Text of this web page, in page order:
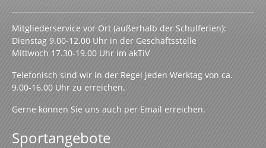
Mitgliederservice vor Ort (außerhalb der Schulferien):
Dienstag 9.00-12.00 Uhr in der Geschäftsstelle
Mittwoch 17.30-19.00 Uhr im akTiV
Telefonisch sind wir in der Regel jeden Werktag von ca.
9.00-16.00 Uhr zu erreichen.
Gerne können Sie uns auch per Email erreichen.
Sportangebote